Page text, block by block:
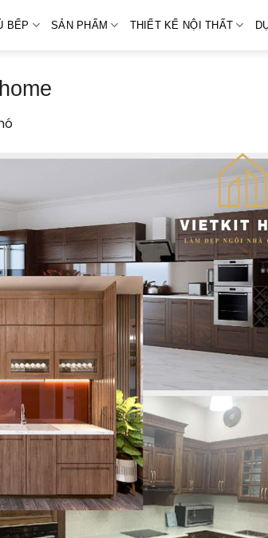
BẾP SẢN PHẨM THIẾT KẾ NỘI THẤT